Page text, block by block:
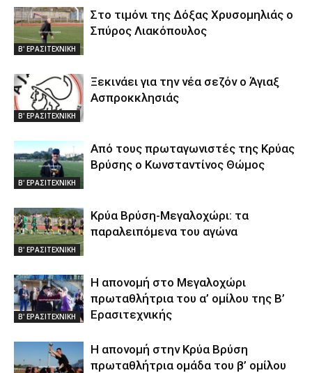
Β' ΕΡΑΣΙΤΕΧΝΙΚΗ
Στο τιμόνι της Δόξας Χρυσομηλιάς ο
Σπύρος Λιακόπουλος
Β' ΕΡΑΣΙΤΕΧΝΙΚΗ
Ξεκινάει για την νέα σεζόν ο Άγιαξ
Ασπροκκλησιάς
Β' ΕΡΑΣΙΤΕΧΝΙΚΗ
Από τους πρωταγωνιστές της Κρύας
Βρύσης ο Κωνσταντίνος Θώμος
Β' ΕΡΑΣΙΤΕΧΝΙΚΗ
Κρύα Βρύση-Μεγαλοχώρι: τα
παραλειπόμενα του αγώνα
Β' ΕΡΑΣΙΤΕΧΝΙΚΗ
Η απονομή στο Μεγαλοχώρι
πρωταθλήτρια του α’ ομίλου της Β’
Ερασιτεχνικής
Η απονομή στην Κρύα Βρύση
πρωταθλήτρια ομάδα του β’ ομίλου